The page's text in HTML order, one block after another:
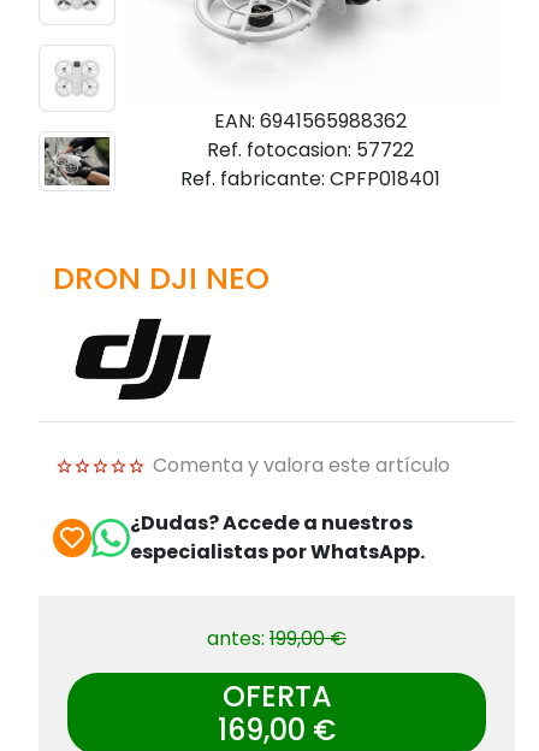
EAN: 6941565988362
Ref. fotocasion: 57722
Ref. fabricante: CPFP018401
DRON DJI NEO
Comenta y valora este artículo
¿Dudas? Accede a nuestros
especialistas por WhatsApp.
antes: 199,00 €
OFERTA
169,00 €